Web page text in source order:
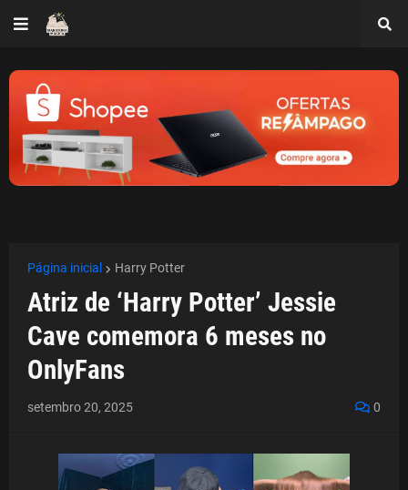
Página inicial Harry Potter
Atriz de ‘Harry Potter’ Jessie
Cave comemora 6 meses no
OnlyFans
setembro 20, 2025 0